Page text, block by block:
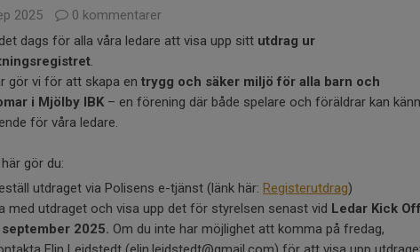
2025
0 kommentarer
dags för alla våra ledare att visa upp sitt utdrag ur
.
gör vi för att skapa en trygg och säker miljö för alla barn och
i Mjölby IBK– en förening där både spelare och föräldrar kan
för våra ledare.
gör du:
utdraget via Polisens e-tjänst (länk här: Registerutdrag)
med utdraget och visa upp det för styrelsen senast vid Ledar Kick
2025. Om du inte har möjlighet att komma på fredag,